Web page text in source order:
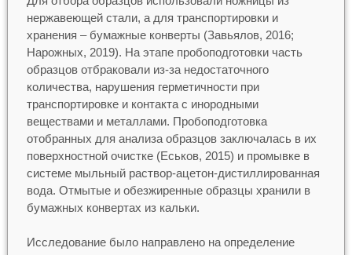
нержавеющей стали, а для транспортировки и
хранения – бумажные конверты (Завьялов, 2016;
Нарожных, 2019). На этапе пробоподготовки часть
образцов отбраковали из-за недостаточного
количества, нарушения герметичности при
транспортировке и контакта с инородными
веществами и металлами. Пробоподготовка
отобранных для анализа образцов заключалась в их
поверхностной очистке (Еськов, 2015) и промывке в
системе мыльный раствор-ацетон-дистиллированная
вода. Отмытые и обезжиренные образцы хранили в
бумажных конвертах из кальки.
Исследование было направлено на определение